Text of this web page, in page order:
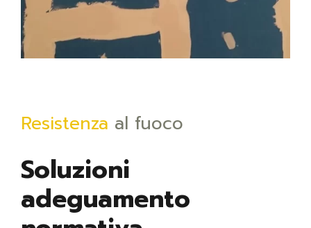
Resistenza al fuoco
Soluzioni
adeguamento